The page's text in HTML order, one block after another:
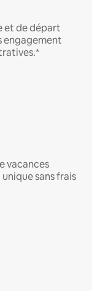
et de départ
engagement
vacances
sans frais